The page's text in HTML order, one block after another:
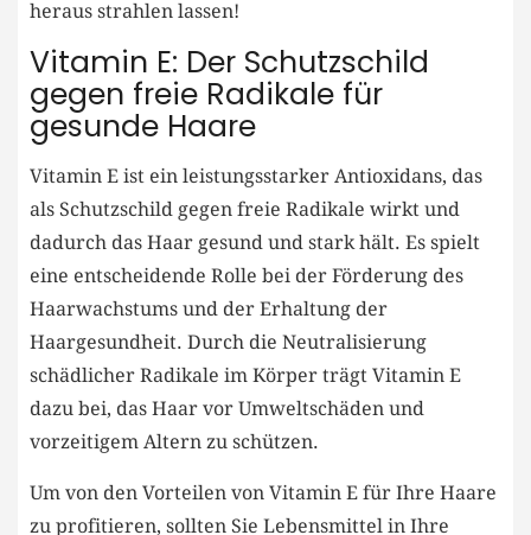
heraus strahlen lassen!
Vitamin E: Der Schutzschild
gegen freie Radikale für
gesunde Haare
Vitamin E ist ein leistungsstarker Antioxidans, das
als Schutzschild gegen freie Radikale wirkt und
dadurch das Haar gesund und stark hält. Es spielt
eine entscheidende Rolle bei der Förderung des
Haarwachstums und der Erhaltung der
Haargesundheit. Durch die Neutralisierung
schädlicher Radikale im Körper trägt Vitamin E
dazu bei, das Haar vor Umweltschäden und
vorzeitigem Altern zu schützen.
Um von den Vorteilen von Vitamin E für Ihre Haare
zu profitieren, sollten Sie Lebensmittel in Ihre